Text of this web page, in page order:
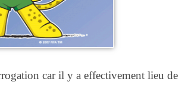
car il y a effectivement lieu de